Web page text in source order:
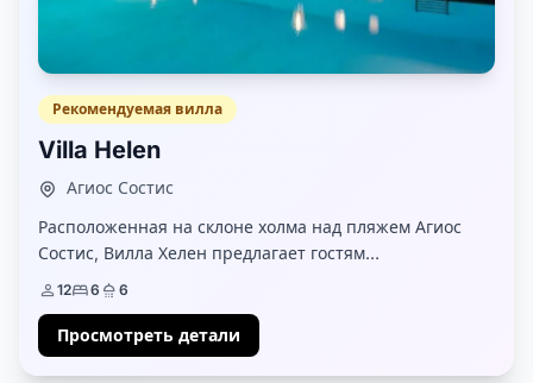
Рекомендуемая вилла
Villa Helen
Агиос Состис
Расположенная на склоне холма над пляжем Агиос
Состис, Вилла Хелен предлагает гостям
захватывающие виды на нетронутую природу,
исключительно большая вил...
12 6 6
Просмотреть детали